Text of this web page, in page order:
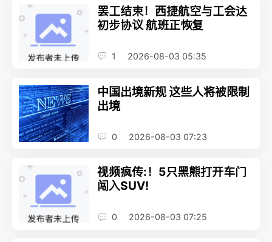
罢工结束！西捷航空与工会达
初步协议 航班正恢复
1 2026-08-03 05:35
中国出境新规 这些人将被限制
出境
0 2026-08-03 07:23
视频疯传:！5只黑熊打开车门
闯入SUV!
0 2026-08-03 07:25